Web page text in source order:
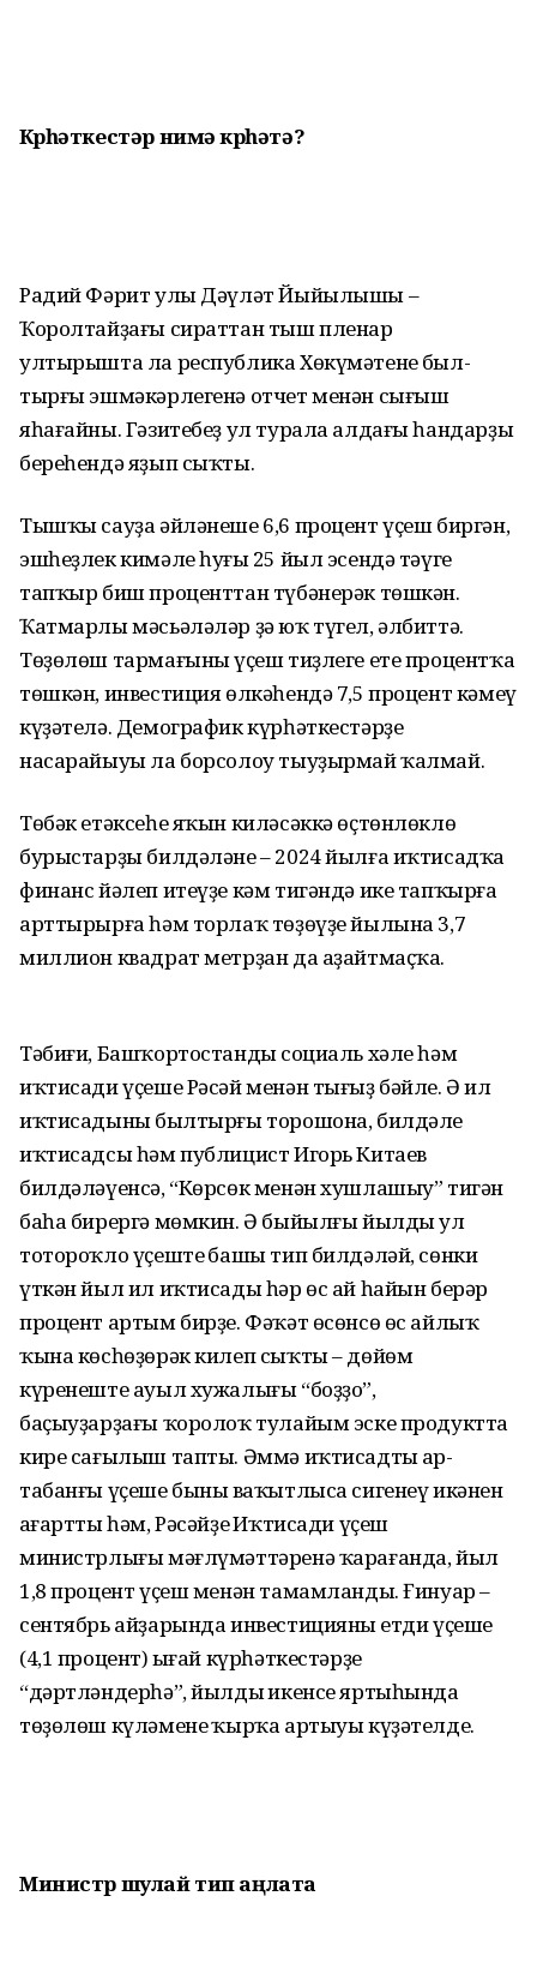
Күрһәткестәр нимә күрһәтә?
Радий Фәрит улы Дәүләт Йыйылышы –
Ҡоролтайҙағы сираттан тыш пленар
ултырышта ла республика Хөкүмәтенең был­
тырғы эшмәкәрлегенә отчет менән сығыш
яһағайны. Гәзитебеҙ ул турала алдағы һандарҙың
береһендә яҙып сыҡты.
Тышҡы сауҙа әйләнеше 6,6 процент үҫеш биргән,
эшһеҙлек кимәле һуңғы 25 йыл эсендә тәүге
тапҡыр биш проценттан түбәнерәк төшкән.
Ҡатмарлы мәсьәләләр ҙә юҡ түгел, әлбиттә.
Төҙөлөш тармағының үҫеш тиҙлеге ете процентҡа
төшкән, инвестиция өлкәһендә 7,5 процент кәмеү
күҙәтелә. Демографик күрһәткестәрҙең
насарайыуы ла борсолоу тыуҙырмай ҡалмай.
Төбәк етәксеһе яҡын киләсәккә өҫ­төнлөклө
бурыстарҙы билдәләне – 2024 йылға иҡтисадҡа
финанс йәлеп итеүҙе кәм тигәндә ике тапҡырға
арттырырға һәм торлаҡ төҙөүҙе йылына 3,7
миллион квадрат метрҙан да аҙайтмаҫҡа.
Тәбиғи, Башҡортостандың социаль хәле һәм
иҡтисади үҫеше Рәсәй менән тығыҙ бәйле. Ә ил
иҡтисадының былтырғы торошона, билдәле
иҡтисадсы һәм публицист Игорь Китаев
билдәләүенсә, “Көрсөк менән хушлашыу” тигән
баһа бирергә мөмкин. Ә быйылғы йылды ул
тотороҡло үҫештең башы тип билдәләй, сөнки
үткән йыл ил иҡтисады һәр өс ай һайын берәр
процент артым бирҙе. Фәҡәт өсөнсө өс айлыҡ
ҡына көсһөҙөрәк килеп сыҡты – дөйөм
күренеште ауыл хужалығы “боҙҙо”,
баҫыуҙарҙағы ҡоролоҡ тулайым эске продуктта
кире сағылыш тапты. Әммә иҡтисадтың ар­
табанғы үҫеше бының ваҡытлыса сигенеү икәнен
аңғартты һәм, Рәсәйҙең Иҡтисади үҫеш
министрлығы мәғлүмәттәренә ҡара­ғанда, йыл
1,8 процент үҫеш менән тамамланды. Ғинуар –
сентябрь айҙарында инвестицияның етди үҫеше
(4,1 процент) ыңғай күрһәткестәрҙе
“дәртләндерһә”, йылдың икенсе яртыһында
төҙөлөш күләменең ҡырҡа артыуы күҙәтелде.
Министр шулай тип аңлата